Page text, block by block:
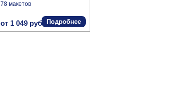
78 макетов
от 1 049 руб. Подробнее